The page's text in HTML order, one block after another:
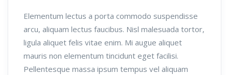
Elementum lectus a porta commodo suspendisse
arcu, aliquam lectus faucibus. Nisl malesuada tortor,
ligula aliquet felis vitae enim. Mi augue aliquet
mauris non elementum tincidunt eget facilisi.
Pellentesque massa ipsum tempus vel aliquam